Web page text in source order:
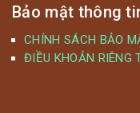
Bảo mật thông
CHÍNH SÁCH BẢO
ĐIỀU KHOẢN RIÊNG